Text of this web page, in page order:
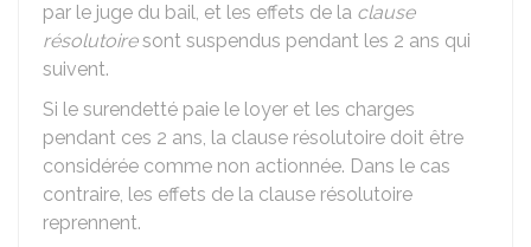
par le juge du bail, et les effets de la clause
résolutoiresont suspendus pendant les 2 ans qui
suivent.
Si le surendetté paie le loyer et les charges
pendant ces 2 ans, la clause résolutoire doit être
considérée comme non actionnée. Dans le cas
contraire, les effets de la clause résolutoire
reprennent.